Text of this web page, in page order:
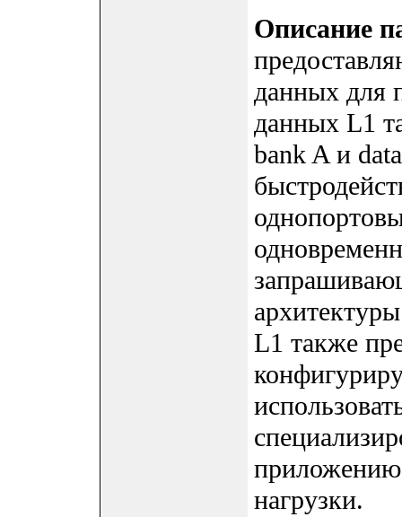
Описание
данных для
данных L1
bank A и
L1 также
приложению
нагрузки.